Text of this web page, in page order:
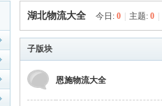
›
湖北物流大全 今日: 0 主题: 0
子版块
恩施物流大全